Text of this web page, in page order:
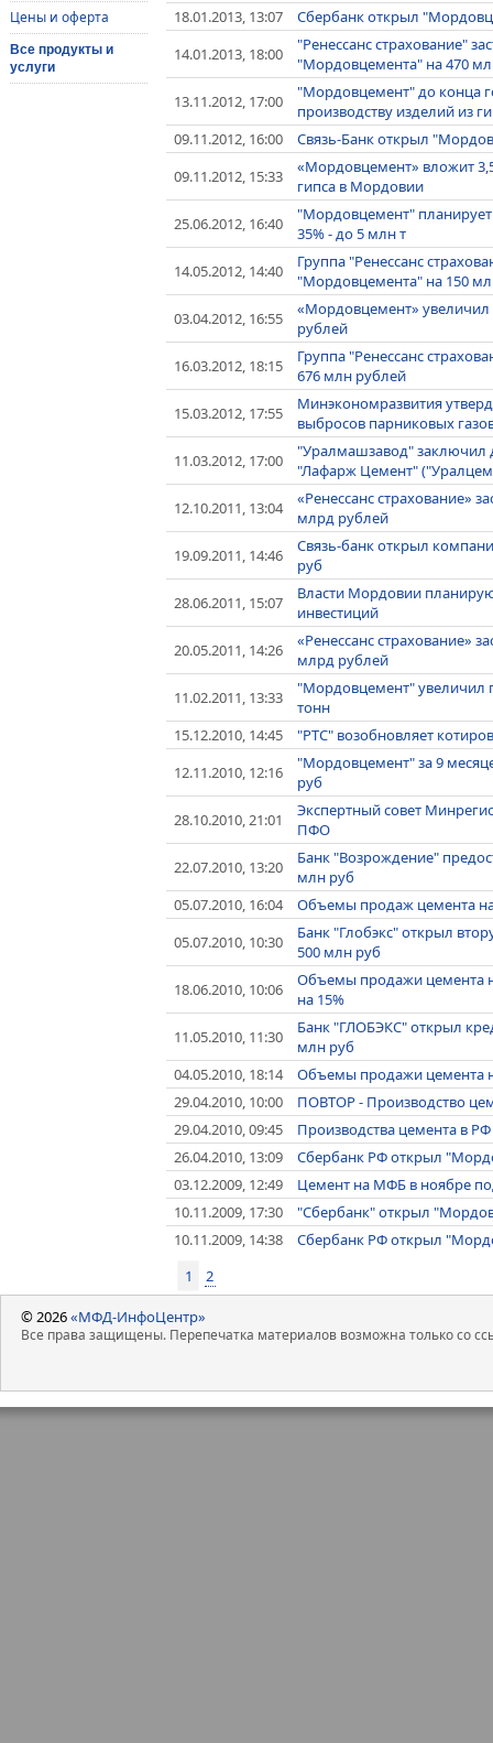
Цены и оферта
Все продукты и
услуги
18.01.2013, 13:07
Сбербанк открыл
14.01.2013, 18:00
"Ренессанс страхование"
"Мордовцемента" на 470
13.11.2012, 17:00
"Мордовцемент" до конца
производству изделий из
09.11.2012, 16:00
Связь-Банк открыл
09.11.2012, 15:33
«Мордовцемент» вложит
гипса в Мордовии
25.06.2012, 16:40
"Мордовцемент" планирует
35% - до 5 млн т
14.05.2012, 14:40
Группа "Ренессанс
"Мордовцемента" на 150
03.04.2012, 16:55
«Мордовцемент» увеличил
рублей
16.03.2012, 18:15
Группа "Ренессанс
676 млн рублей
15.03.2012, 17:55
Минэкономразвития
выбросов парниковых
11.03.2012, 17:00
"Уралмашзавод" заключил
"Лафарж Цемент"
12.10.2011, 13:04
«Ренессанс страхование»
млрд рублей
19.09.2011, 14:46
Связь-банк открыл
руб
28.06.2011, 15:07
Власти Мордовии
инвестиций
20.05.2011, 14:26
«Ренессанс страхование»
млрд рублей
11.02.2011, 13:33
"Мордовцемент" увеличил
тонн
15.12.2010, 14:45
"РТС" возобновляет
12.11.2010, 12:16
"Мордовцемент" за 9
руб
28.10.2010, 21:01
Экспертный совет
ПФО
22.07.2010, 13:20
Банк "Возрождение"
млн руб
05.07.2010, 16:04
Объемы продаж цемента
05.07.2010, 10:30
Банк "Глобэкс" открыл
500 млн руб
18.06.2010, 10:06
Объемы продажи цемента
на 15%
11.05.2010, 11:30
Банк "ГЛОБЭКС" открыл
млн руб
04.05.2010, 18:14
Объемы продажи цемента
29.04.2010, 10:00
ПОВТОР - Производство
29.04.2010, 09:45
Производства цемента в РФ
26.04.2010, 13:09
Сбербанк РФ открыл
03.12.2009, 12:49
Цемент на МФБ в ноябре
10.11.2009, 17:30
"Сбербанк" открыл
10.11.2009, 14:38
Сбербанк РФ открыл
1
2
© 2026«МФД-ИнфоЦентр»
Все права защищены. Перепечатка материалов возможна только со